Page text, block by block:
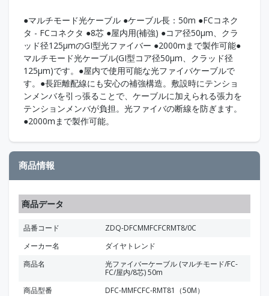
●マルチモード光ケーブル ●ケーブル長：50m ●FCコネク
タ - FCコネクタ ●8芯 ●屋内用(補強) ●コア径50μm、クラ
ッド径125μmのGI型光ファイバー ●2000mまで製作可能●
マルチモード光ケーブル(GI型コア径50μm、クラッド径
125μm)です。●屋内で使用可能な光ファイバケーブルで
す。●長距離配線にも安心の補強構造。敷設時にテンショ
ンメンバを引っ張ることで、ケーブルに加えられる張力を
テンションメンバが負担。光ファイバの断線を防ぎます。
●2000mまで製作可能。
商品情報
商品データ
品番コード
ZDQ-DFCMMFCFCRMT8/0C
メーカー名
ダイヤトレンド
商品名
光ファイバーケーブル (マルチモード/FC-
FC/屋内/8芯) 50m
商品型番
DFC-MMFCFC-RMT81（50M）